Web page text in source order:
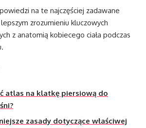
na te najczęściej zadawane
zrozumieniu kluczowych
z anatomią kobiecego ciała podczas
atlas na klatkę piersiową do
zasady dotyczące właściwej